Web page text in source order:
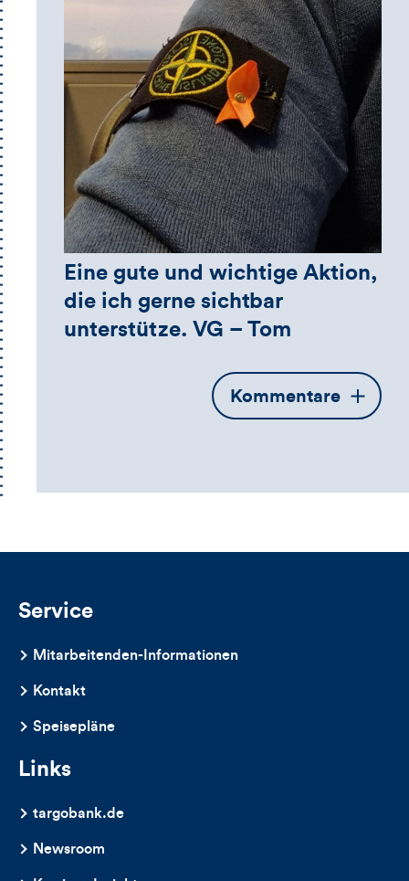
Eine gute und wichtige Aktion,
die ich gerne sichtbar
unterstütze. VG – Tom
Öffnet
die
Kommentare
Service
Mitarbeitenden-Informationen
Kontakt
Speisepläne
Links
targobank.de
Newsroom